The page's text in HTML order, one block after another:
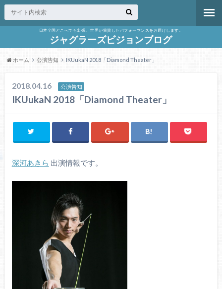
日本全国どこへでも出張。 世界が賞賛したパフォーマンスをお届けします。
ジャグラーズビジョンブログ
ホーム 公演告知 IKUukaN 2018「Diamond Theater」
2018.04.16 公演告知
IKUukaN 2018「Diamond Theater」
深河あきら 出演情報です。